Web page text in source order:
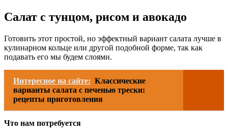
Салат с тунцом, рисом и авокадо
Готовить этот простой, но эффектный вариант салата лучше в
кулинарном кольце или другой подобной форме, так как
подавать его мы будем слоями.
Интересное на сайте: Классические
варианты салата с печенью трески:
рецепты приготовления
Что нам потребуется